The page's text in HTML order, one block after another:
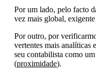
Por um lado, pelo facto
vez mais global,
Por outro, por
vertentes mais analíticas
seu contabilista como
(proximidade).